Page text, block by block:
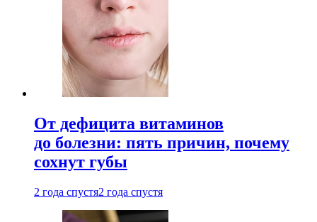
От дефицита витаминов
до болезни: пять причин, почему
сохнут губы
2 года спустя2 года спустя